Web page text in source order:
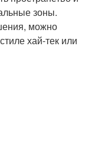
зоны.
можно
хай-тек или